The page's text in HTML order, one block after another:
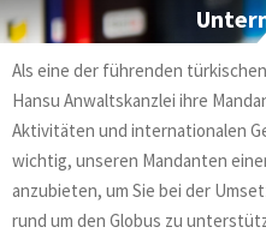
Als eine der führenden
Hansu Anwaltskanzlei ihre
Aktivitäten und internationalen
wichtig, unseren Mandanten
anzubieten, um Sie bei der
rund um den Globus zu